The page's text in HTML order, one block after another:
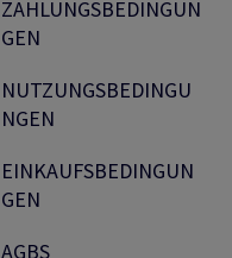
ZAHLUNGSBEDINGUN
GEN
NUTZUNGSBEDINGU
NGEN
EINKAUFSBEDINGUN
GEN
AGBS